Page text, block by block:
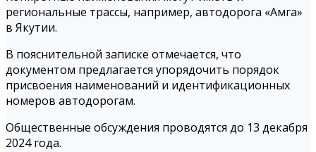
региональные трассы, например, автодорога «Амга»
в Якутии.
В пояснительной записке отмечается, что
документом предлагается упорядочить порядок
присвоения наименований и идентификационных
номеров автодорогам.
Общественные обсуждения проводятся до 13 декабря
2024 года.